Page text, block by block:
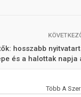
hosszabb
és a halottak napja
Több A